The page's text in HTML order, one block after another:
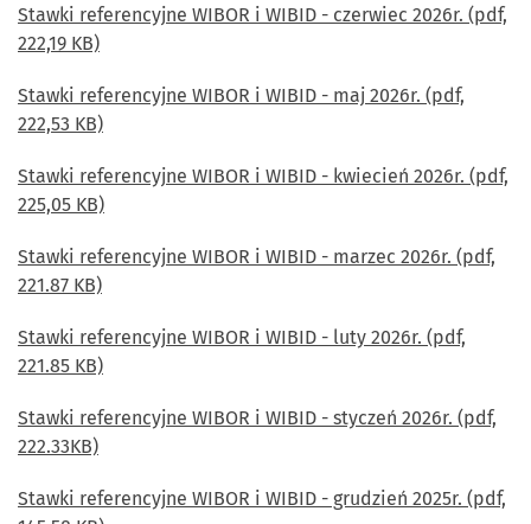
Stawki referencyjne WIBOR i WIBID - czerwiec 2026r. (pdf,
222,19 KB)
Stawki referencyjne WIBOR i WIBID - maj 2026r. (pdf,
222,53 KB)
Stawki referencyjne WIBOR i WIBID - kwiecień 2026r. (pdf,
225,05 KB)
Stawki referencyjne WIBOR i WIBID - marzec 2026r. (pdf,
221.87 KB)
Stawki referencyjne WIBOR i WIBID - luty 2026r. (pdf,
221.85 KB)
Stawki referencyjne WIBOR i WIBID - styczeń 2026r. (pdf,
222.33KB)
Stawki referencyjne WIBOR i WIBID - grudzień 2025r. (pdf,